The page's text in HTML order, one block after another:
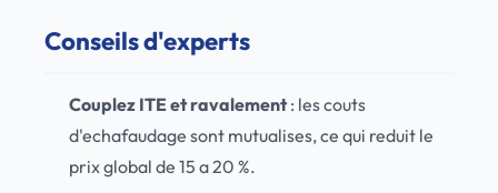
Conseils d'experts
Couplez ITE et ravalement: les couts
d'echafaudage sont mutualises, ce qui reduit le
prix global de 15 a 20 %.